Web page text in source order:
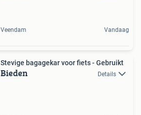
Veendam Vandaag
Stevige bagagekar voor fiets - Gebruikt
Bieden Details